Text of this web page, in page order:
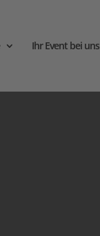
Ihr Event bei uns